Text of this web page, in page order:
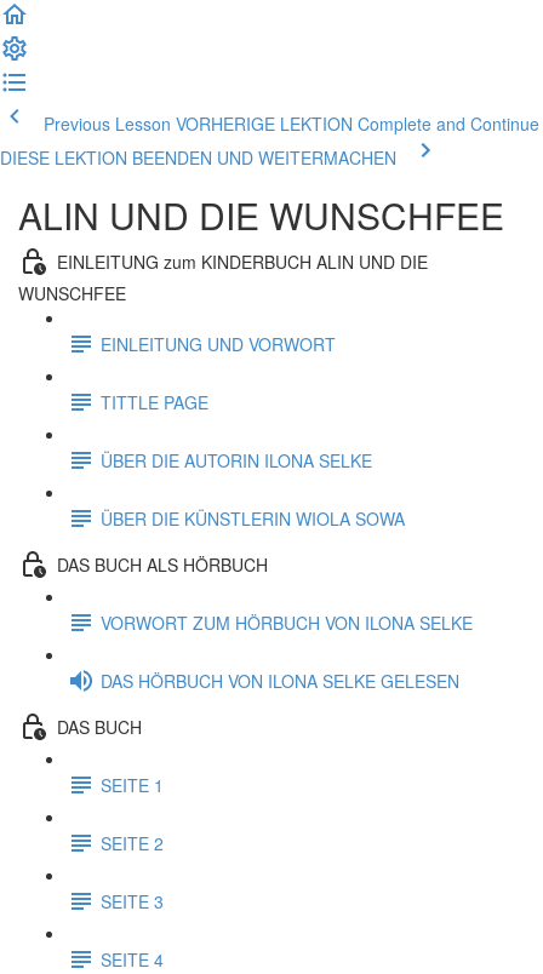
Previous Lesson VORHERIGE LEKTION Complete and Continue
DIESE LEKTION BEENDEN UND WEITERMACHEN
ALIN UND DIE WUNSCHFEE
EINLEITUNG zum KINDERBUCH ALIN UND DIE
WUNSCHFEE
EINLEITUNG UND VORWORT
TITTLE PAGE
ÜBER DIE AUTORIN ILONA SELKE
ÜBER DIE KÜNSTLERIN WIOLA SOWA
DAS BUCH ALS HÖRBUCH
VORWORT ZUM HÖRBUCH VON ILONA SELKE
DAS HÖRBUCH VON ILONA SELKE GELESEN
DAS BUCH
SEITE 1
SEITE 2
SEITE 3
SEITE 4